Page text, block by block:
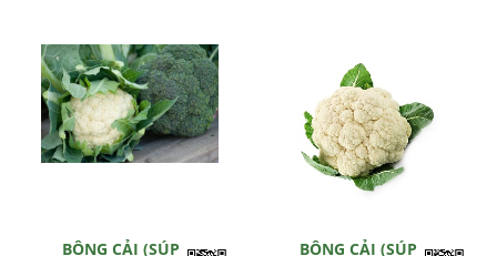
BÔNG CẢI (SÚP
BÔNG CẢI (SÚP